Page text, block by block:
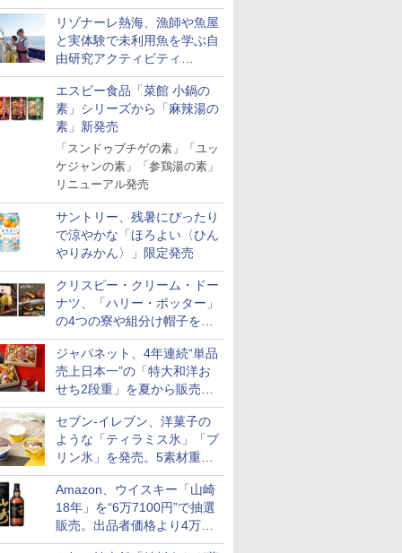
合う「GABAN チポトレペパ
ー」発売
リゾナーレ熱海、漁師や魚屋
と実体験で未利用魚を学ぶ自
由研究アクティビティ
「Fisherman's Academy」を
実施中
エスビー食品「菜館 小鍋の
素」シリーズから「麻辣湯の
素」新発売
「スンドゥブチゲの素」「ユッ
ケジャンの素」「参鶏湯の素」
リニューアル発売
サントリー、残暑にぴったり
で涼やかな「ほろよい〈ひん
やりみかん〉」限定発売
クリスピー・クリーム・ドー
ナツ、「ハリー・ポッター」
の4つの寮や組分け帽子をイ
メージしたドーナツなど発売
ジャパネット、4年連続“単品
売上日本一”の「特大和洋お
せち2段重」を夏から販売。
73品・年越しそば付き
セブン-イレブン、洋菓子の
ような「ティラミス氷」「プ
リン氷」を発売。5素材重ね
と2層仕立ての濃厚な味わい
Amazon、ウイスキー「山崎
18年」を“6万7100円”で抽選
販売。出品者価格より4万
9700円以上お得